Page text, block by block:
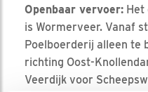
Openbaar vervoer: Het
is Wormerveer. Vanaf
Poelboerderij alleen te
richting Oost-
Veerdijk voor